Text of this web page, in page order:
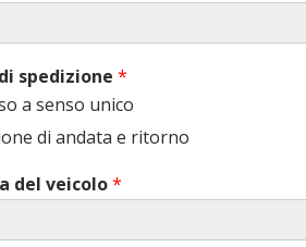
spedizione *
a senso unico
di andata e ritorno
del veicolo*